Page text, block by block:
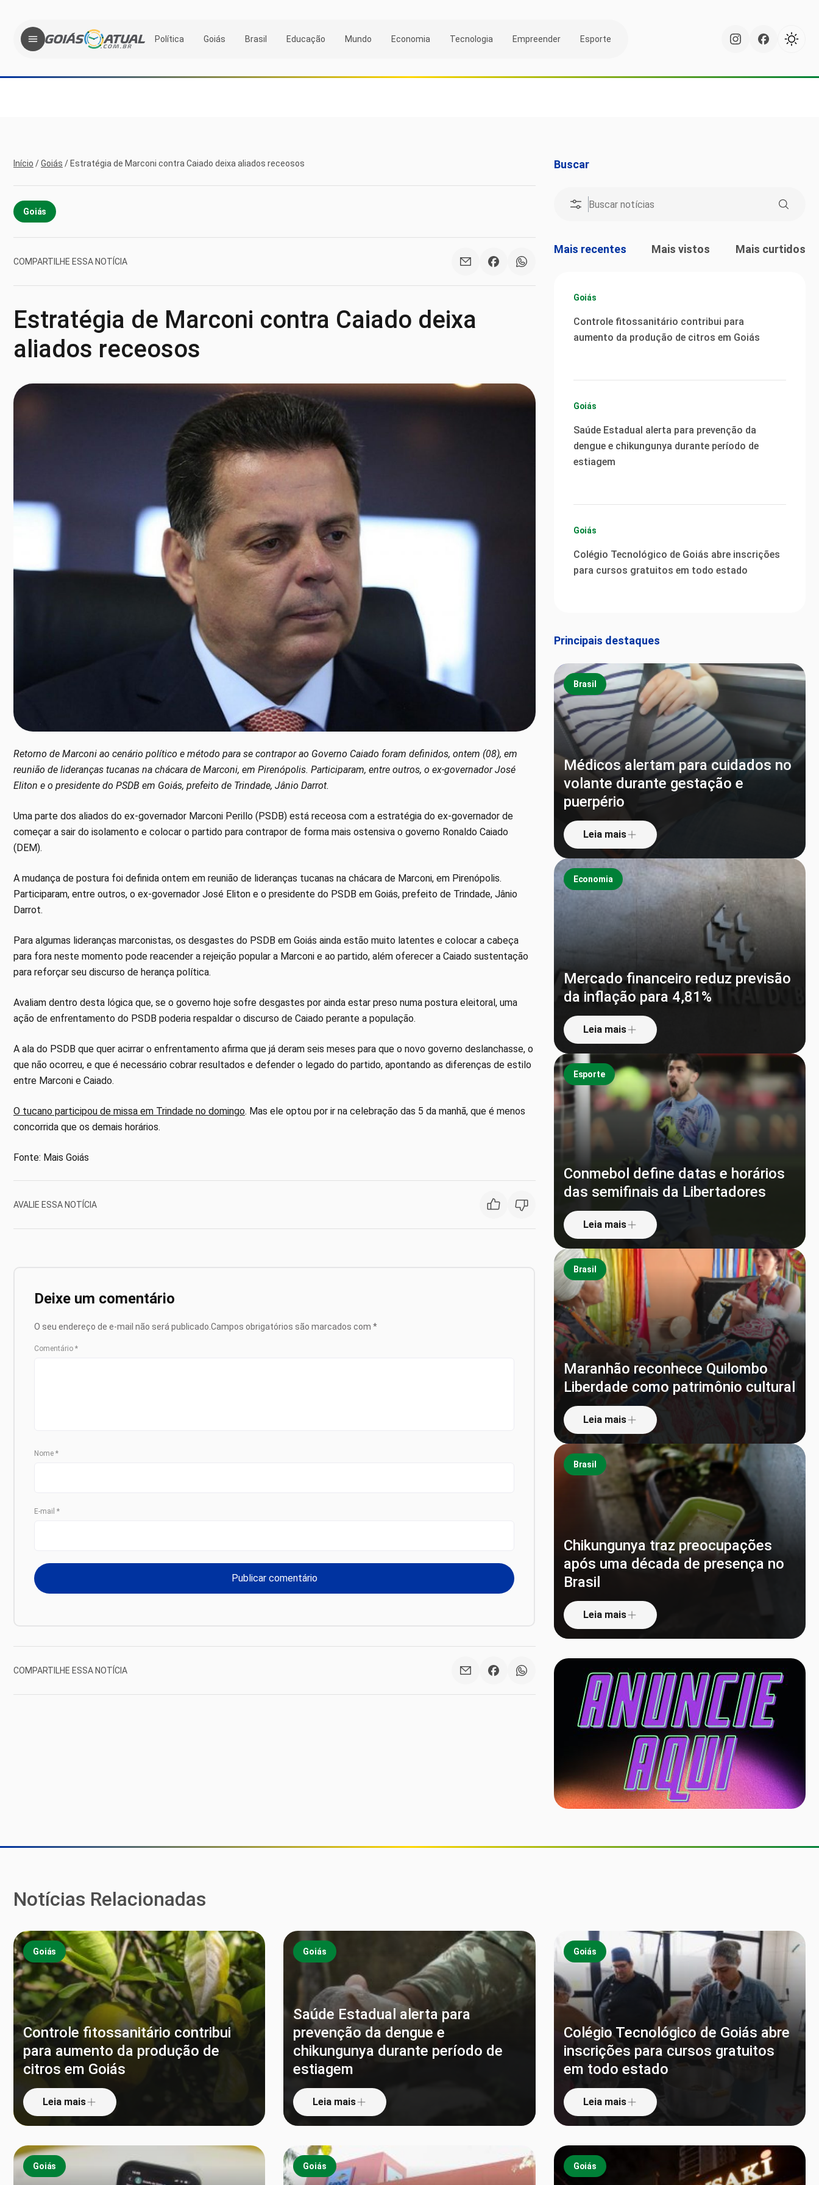
Política Goiás Brasil Educação Mundo Economia Tecnologia Empreender Esporte
Início /Goiás / Estratégia de Marconi contra Caiado deixa aliados receosos
Goiás
COMPARTILHE ESSA NOTÍCIA
Estratégia de Marconi contra Caiado deixa
aliados receosos
Retorno de Marconi ao cenário político e método para se contrapor ao Governo Caiado foram definidos, ontem (08), em
reunião de lideranças tucanas na chácara de Marconi, em Pirenópolis. Participaram, entre outros, o ex-governador José
Eliton e o presidente do PSDB em Goiás, prefeito de Trindade, Jânio Darrot.
Uma parte dos aliados do ex-governador Marconi Perillo (PSDB) está receosa com a estratégia do ex-governador de
começar a sair do isolamento e colocar o partido para contrapor de forma mais ostensiva o governo Ronaldo Caiado
(DEM).
A mudança de postura foi definida ontem em reunião de lideranças tucanas na chácara de Marconi, em Pirenópolis.
Participaram, entre outros, o ex-governador José Eliton e o presidente do PSDB em Goiás, prefeito de Trindade, Jânio
Darrot.
Para algumas lideranças marconistas, os desgastes do PSDB em Goiás ainda estão muito latentes e colocar a cabeça
para fora neste momento pode reacender a rejeição popular a Marconi e ao partido, além oferecer a Caiado sustentação
para reforçar seu discurso de herança política.
Avaliam dentro desta lógica que, se o governo hoje sofre desgastes por ainda estar preso numa postura eleitoral, uma
ação de enfrentamento do PSDB poderia respaldar o discurso de Caiado perante a população.
A ala do PSDB que quer acirrar o enfrentamento afirma que já deram seis meses para que o novo governo deslanchasse, o
que não ocorreu, e que é necessário cobrar resultados e defender o legado do partido, apontando as diferenças de estilo
entre Marconi e Caiado.
O tucano participou de missa em Trindade no domingo. Mas ele optou por ir na celebração das 5 da manhã, que é menos
concorrida que os demais horários.
Fonte: Mais Goiás
AVALIE ESSA NOTÍCIA
Deixe um comentário
O seu endereço de e-mail não será publicado.Campos obrigatórios são marcados com *
Comentário *
Nome *
E-mail *
COMPARTILHE ESSA NOTÍCIA
Buscar
Mais recentes Mais vistos Mais curtidos
Goiás
Controle fitossanitário contribui para
aumento da produção de citros em Goiás
Goiás
Saúde Estadual alerta para prevenção da
dengue e chikungunya durante período de
estiagem
Goiás
Colégio Tecnológico de Goiás abre inscrições
para cursos gratuitos em todo estado
Principais destaques
Brasil
Médicos alertam para cuidados no
volante durante gestação e
puerpério
Leia mais
Economia
Mercado financeiro reduz previsão
da inflação para 4,81%
Leia mais
Esporte
Conmebol define datas e horários
das semifinais da Libertadores
Leia mais
Brasil
Maranhão reconhece Quilombo
Liberdade como patrimônio cultural
Leia mais
Brasil
Chikungunya traz preocupações
após uma década de presença no
Brasil
Leia mais
Notícias Relacionadas
Goiás
Controle fitossanitário contribui
para aumento da produção de
citros em Goiás
Leia mais
Goiás
Saúde Estadual alerta para
prevenção da dengue e
chikungunya durante período de
estiagem
Leia mais
Goiás
Colégio Tecnológico de Goiás abre
inscrições para cursos gratuitos
em todo estado
Leia mais
Goiás Goiás Goiás